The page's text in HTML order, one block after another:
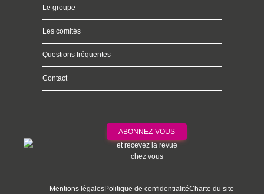
Le groupe
Les comités
Questions fréquentes
Contact
ABONNEZ-VOUS
et recevez la revue
chez vous
Mentions légalesPolitique de confidentialitéCharte du site